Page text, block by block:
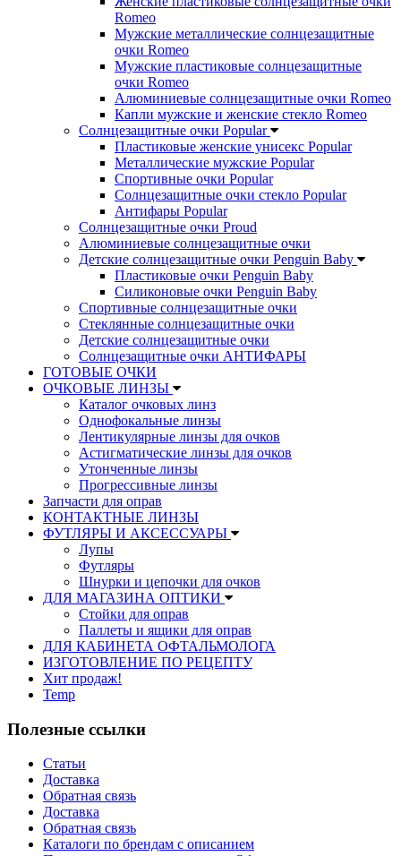
Romeo
Мужские металлические солнцезащитные
очки Romeo
Мужские пластиковые солнцезащитные
очки Romeo
Алюминиевые солнцезащитные очки Romeo
Капли мужские и женские стекло Romeo
Солнцезащитные очки Popular
Пластиковые женские унисекс Popular
Металлические мужские Popular
Спортивные очки Popular
Солнцезащитные очки стекло Popular
Aнтифары Popular
Солнцезащитные очки Proud
Алюминиевые солнцезащитные очки
Детские солнцезащитные очки Penguin Baby
Пластиковые очки Penguin Baby
Силиконовые очки Penguin Baby
Спортивные солнцезащитные очки
Стеклянные солнцезащитные очки
Детские солнцезащитные очки
Солнцезащитные очки АНТИФАРЫ
ГОТОВЫЕ ОЧКИ
ОЧКОВЫЕ ЛИНЗЫ
Каталог очковых линз
Однофокальные линзы
Лентикулярные линзы для очков
Астигматические линзы для очков
Утонченные линзы
Прогрессивные линзы
Запчасти для оправ
КОНТАКТНЫЕ ЛИНЗЫ
ФУТЛЯРЫ И АКСЕССУАРЫ
Лупы
Футляры
Шнурки и цепочки для очков
ДЛЯ МАГАЗИНА ОПТИКИ
Стойки для оправ
Паллеты и ящики для оправ
ДЛЯ КАБИНЕТА ОФТАЛЬМОЛОГА
ИЗГОТОВЛЕНИЕ ПО РЕЦЕПТУ
Хит продаж!
Temp
Полезные ссылки
Статьи
Доставка
Обратная связь
Доставка
Обратная связь
Каталоги по брендам с описанием